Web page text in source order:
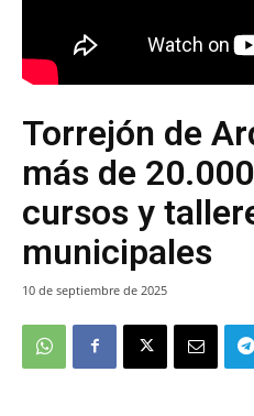
Torrejón de
más de
cursos y
municipales
10 de septiembre de 2025